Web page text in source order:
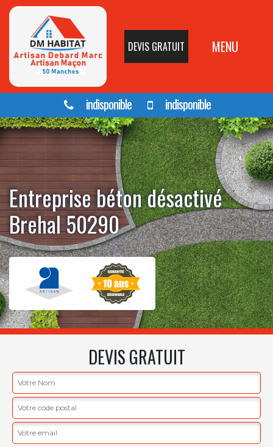
DEVIS GRATUIT MENU
indisponible indisponible
Entreprise béton désactivé
Brehal 50290
DEVIS GRATUIT